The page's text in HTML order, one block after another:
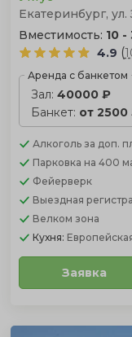
Екатеринбург,
Вместимость: 10 -
4.9 (
Аренда с банкетом
Зал: 40000 ₽
Банкет: от 2500
Алкоголь за доп.
Парковка на 400
Фейерверк
Выездная
Велком зона
Кухня:
Заявка